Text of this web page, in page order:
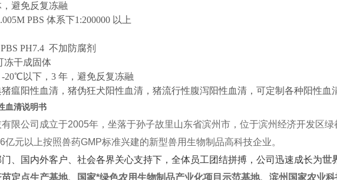
，避免反复冻融
PBS 体系下1:200000 以上
PH7.4 不加防腐剂
冻干成固体
-20℃以下，3 年，避免反复冻融
瘟阳性血清，猪伪狂犬阳性血清，猪流行性腹泻阳性血清，可定制各种阳性血
血清说明书
限公司成立于2005年，坐落于孙子故里山东省滨州市，位于滨州经济开发区
亿元以上按照兽药GMP标准兴建的新型兽用生物制品高科技企业。
国内外客户、社会各界关心支持下，全体员工团结拼搏，公司迅速成长为世
定点生产基地、国家*绿色农用生物制品产业化项目示范基地、滨州国家农业